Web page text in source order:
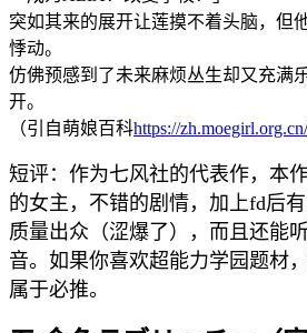
突如其来的展开让莲摸不着头脑，但
悸动。
仿佛预感到了未来麻烦丛生却又充满
开。
（引自萌娘百科https://zh.moegirl.org.cn/
短评：作为七风社的代表作，本
的女主，不错的剧情，加上fd后
质量出众（涩爆了），而且还能
音。如果你喜欢超能力学园题材
属于必推。